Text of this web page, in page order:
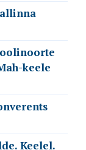
keele
Keelel.